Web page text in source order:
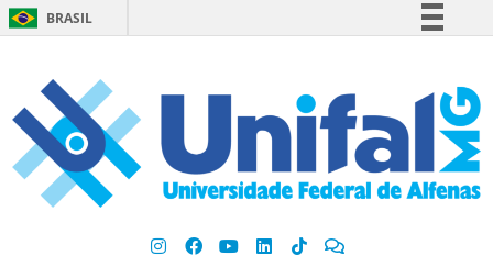
BRASIL
Participe
Acesso à informação
Legislação